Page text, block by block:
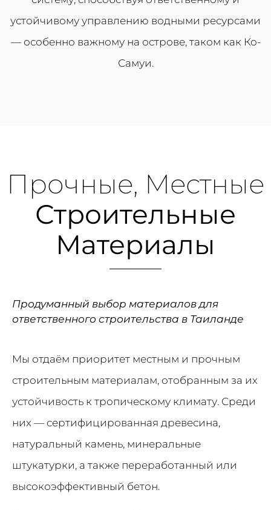
устойчивому управлению водными ресурсами
— особенно важному на острове, таком как Ко-
Самуи.
Прочные, Местные
Строительные
Материалы
Продуманный выбор материалов для
ответственного строительства в Таиланде
Мы отдаём приоритет местным и прочным
строительным материалам, отобранным за их
устойчивость к тропическому климату. Среди
них — сертифицированная древесина,
натуральный камень, минеральные
штукатурки, а также переработанный или
высокоэффективный бетон.